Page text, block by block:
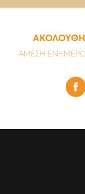
ΑΜΕΣΗ
